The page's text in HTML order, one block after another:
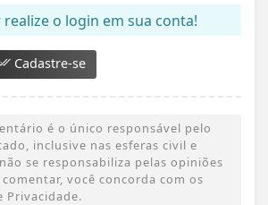
o login em sua conta!
Cadastre-se
é o único responsável pelo
inclusive nas esferas civil e
se responsabiliza pelas opiniões
você concorda com os
Privacidade.